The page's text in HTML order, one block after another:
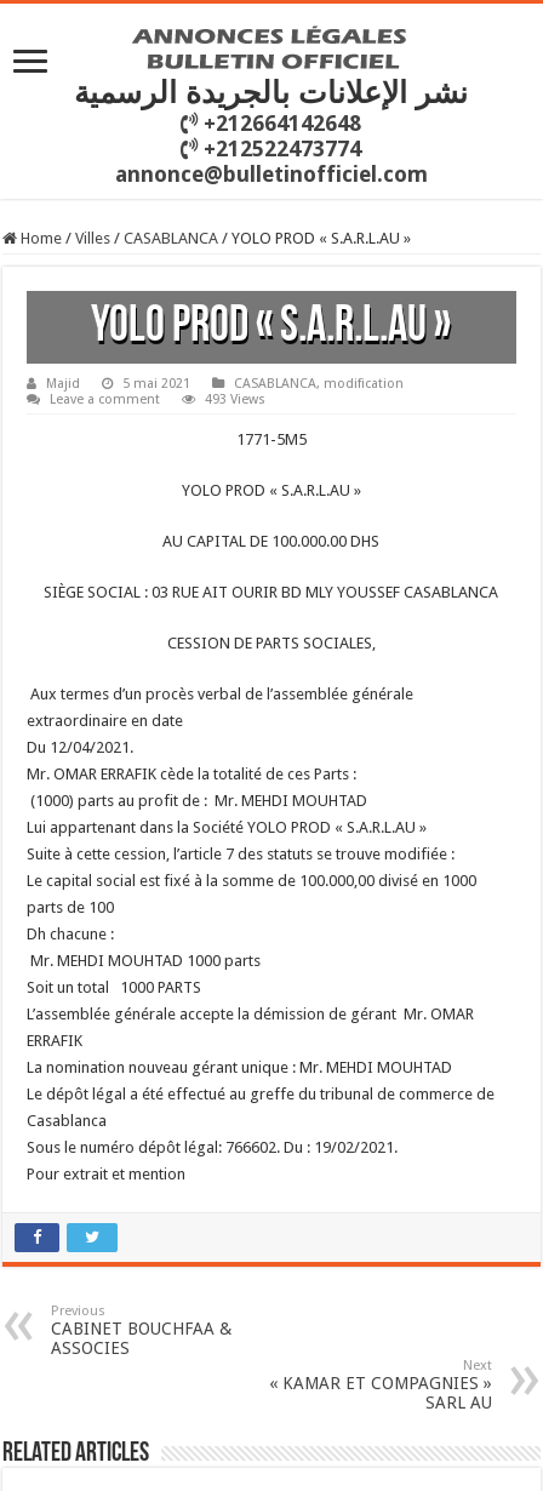
نشر الإعلانات بالجريدة الرسمية
+212664142648
+212522473774
annonce@bulletinofficiel.com
Home / Villes / CASABLANCA / YOLO PROD « S.A.R.L.AU »
YOLO PROD « S.A.R.L.AU »
Majid 5 mai 2021 CASABLANCA, modification
Leave a comment
493 Views
1771-5M5
YOLO PROD « S.A.R.L.AU »
AU CAPITAL DE 100.000.00 DHS
SIÈGE SOCIAL : 03 RUE AIT OURIR BD MLY YOUSSEF CASABLANCA
CESSION DE PARTS SOCIALES,
Aux termes d’un procès verbal de l’assemblée générale
extraordinaire en date
Du 12/04/2021.
Mr. OMAR ERRAFIK cède la totalité de ces Parts :
(1000) parts au profit de : Mr. MEHDI MOUHTAD
Lui appartenant dans la Société YOLO PROD « S.A.R.L.AU »
Suite à cette cession, l’article 7 des statuts se trouve modifiée :
Le capital social est fixé à la somme de 100.000,00 divisé en 1000
parts de 100
Dh chacune :
Mr. MEHDI MOUHTAD 1000 parts
Soit un total 1000 PARTS
L’assemblée générale accepte la démission de gérant Mr. OMAR
ERRAFIK
La nomination nouveau gérant unique : Mr. MEHDI MOUHTAD
Le dépôt légal a été effectué au greffe du tribunal de commerce de
Casablanca
Sous le numéro dépôt légal: 766602. Du : 19/02/2021.
Pour extrait et mention
Previous
CABINET BOUCHFAA &
ASSOCIES
Next
« KAMAR ET COMPAGNIES »
SARL AU
Related Articles